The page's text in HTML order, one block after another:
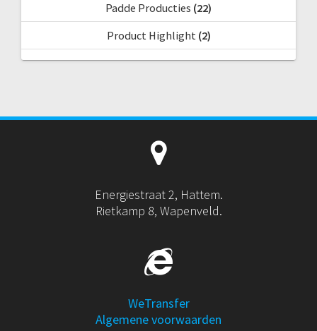
Padde Producties (22)
Product Highlight(2)
Energiestraat 2, Hattem.
Rietkamp 8, Wapenveld.
WeTransfer
Algemene voorwaarden